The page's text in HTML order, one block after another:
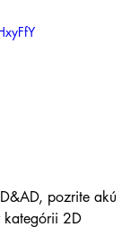
pozrite akú
kategórii 2D